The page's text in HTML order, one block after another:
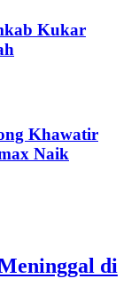
Kukar
Khawatir
Naik
di